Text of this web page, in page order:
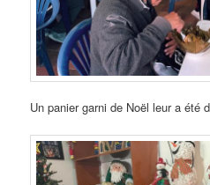
Un panier garni de Noël leur a été